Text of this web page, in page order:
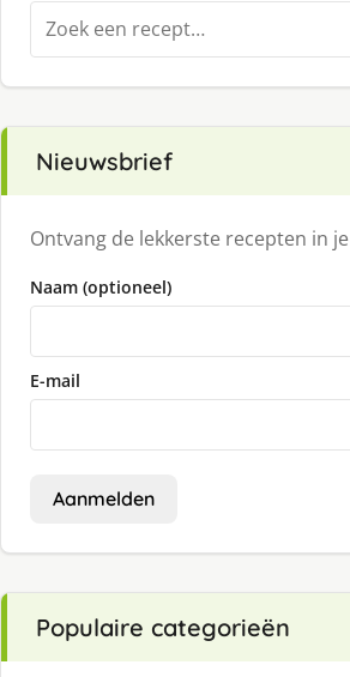
Zoeken
naar:
Nieuwsbrief
Ontvang de lekkerste recepten in
Naam (optioneel)
E-mail
Aanmelden
Populaire categorieën